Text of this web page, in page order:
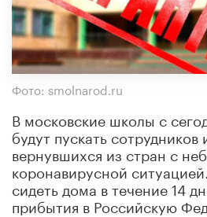
Фото: smolnarod.ru
В московские школы с
будут пускать сотрудников
вернувшихся из стран с
коронавирусной
сидеть дома в течение 14
прибытия в Российскую